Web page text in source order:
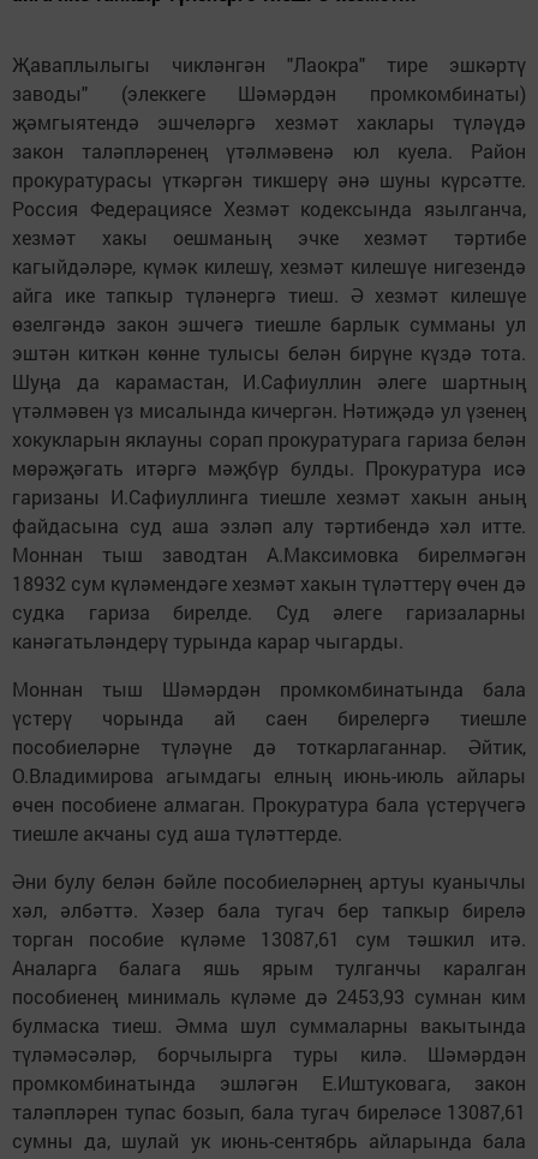
Җаваплылыгы чикләнгән "Лаокра" тире эшкәртү
заводы" (элеккеге Шәмәрдән промкомбинаты)
җәмгыятендә эшчеләргә хезмәт хаклары түләүдә
закон таләпләренең үтәлмәвенә юл куела. Район
прокуратурасы үткәргән тикшерү әнә шуны күрсәтте.
Россия Федерациясе Хезмәт кодексында язылганча,
хезмәт хакы оешманың эчке хезмәт тәртибе
кагыйдәләре, күмәк килешү, хезмәт килешүе нигезендә
айга ике тапкыр түләнергә тиеш. Ә хезмәт килешүе
өзелгәндә закон эшчегә тиешле барлык сумманы ул
эштән киткән көнне тулысы белән бирүне күздә тота.
Шуңа да карамастан, И.Сафиуллин әлеге шартның
үтәлмәвен үз мисалында кичергән. Нәтиҗәдә ул үзенең
хокукларын яклауны сорап прокуратурага гариза белән
мөрәҗәгать итәргә мәҗбүр булды. Прокуратура исә
гаризаны И.Сафиуллинга тиешле хезмәт хакын аның
файдасына суд аша эзләп алу тәртибендә хәл итте.
Моннан тыш заводтан А.Максимовка бирелмәгән
18932 сум күләмендәге хезмәт хакын түләттерү өчен дә
судка гариза бирелде. Суд әлеге гаризаларны
канәгатьләндерү турында карар чыгарды.
Моннан тыш Шәмәрдән промкомбинатында бала
үстерү чорында ай саен бирелергә тиешле
пособиеләрне түләүне дә тоткарлаганнар. Әйтик,
О.Владимирова агымдагы елның июнь-июль айлары
өчен пособиене алмаган. Прокуратура бала үстерүчегә
тиешле акчаны суд аша түләттерде.
Әни булу белән бәйле посо­биеләрнең артуы куанычлы
хәл, әлбәттә. Хәзер бала тугач бер тапкыр бирелә
торган пособие күләме 13087,61 сум тәшкил итә.
Аналарга балага яшь ярым тулганчы каралган
пособиенең минималь күләме дә 2453,93 сумнан ким
булмаска тиеш. Әмма шул суммаларны вакытында
түләмәсәләр, борчылырга туры килә. Шәмәрдән
промкомбинатында эшләгән Е.Иштуковага, закон
таләпләрен тупас бозып, бала тугач биреләсе 13087,61
сумны да, шулай ук июнь-сентябрь айларында бала